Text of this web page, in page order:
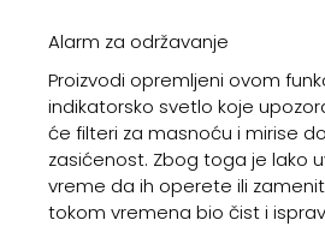
Alarm za održavanje
Proizvodi opremljeni ovom
indikatorsko svetlo koje
će filteri za masnoću i mirise
zasićenost. Zbog toga je lako
vreme da ih operete ili
tokom vremena bio čist i